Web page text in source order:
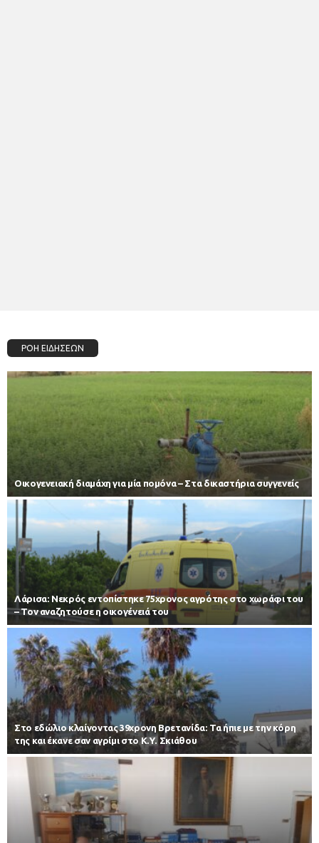
ΡΟΗ ΕΙΔΗΣΕΩΝ
Οικογενειακή διαμάχη για μία πομόνα – Στα δικαστήρια συγγενείς
Λάρισα: Νεκρός εντοπίστηκε 75χρονος αγρότης στο χωράφι του
– Toν αναζητούσε η οικογένειά του
Στο εδώλιο κλαίγοντας 39χρονη Βρετανίδα: Τα ήπιε με την κόρη
της και έκανε σαν αγρίμι στο Κ.Υ. Σκιάθου